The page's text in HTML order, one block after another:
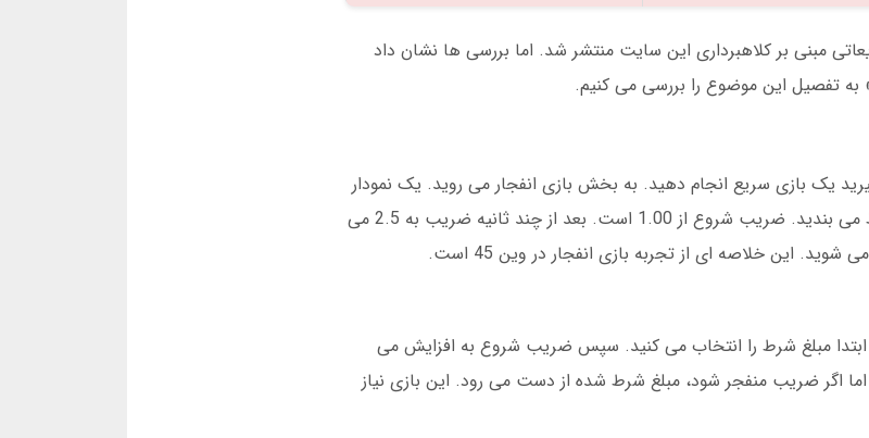
درباره اعتبار وین 45 وجود دارد. در سال 1400، شایعاتی مبنی بر کلاهبرداری این سایت منتشر شد. اما بررسی ها نشان داد
به تفصیل این موضوع را بررسی می کنیم.
می گیرید یک بازی سریع انجام دهید. به بخش بازی انفجار می روید. یک نمودار
شبیه به شکل زیر نمایش داده می شود. شما 50 هزار تومان شرط می بندید. ضریب شروع از 1.00 است. بعد از چند ثانیه ضریب به 2.5 می
می شود. شما ابتدا مبلغ شرط را انتخاب می کنید. سپس ضریب شروع به افزایش می
اگر ضریب منفجر شود، مبلغ شرط شده از دست می رود. این بازی نیاز